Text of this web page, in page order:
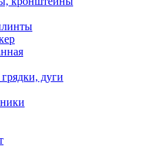
дуги